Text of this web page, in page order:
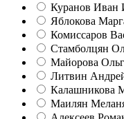
Куранов Иван
Яблокова
Комиссаров
Стамболцян
Майорова
Литвин
Калашникова
Маилян